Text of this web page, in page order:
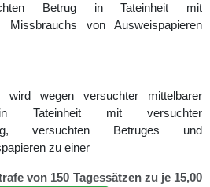
Betrug in Tateinheit mit
Missbrauchs von Ausweispapieren
wegen versuchter mittelbarer
in Tateinheit mit versuchter
versuchten Betruges und
zu einer
von 150 Tagessätzen zu je 15,00